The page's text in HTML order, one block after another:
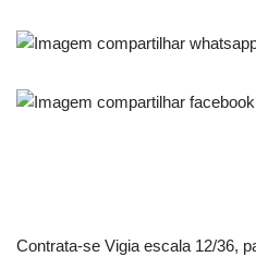
Contrata-se Vigia escala 12/36,